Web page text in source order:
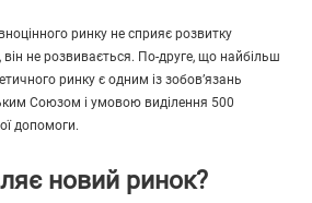
ринку не сприяє розвитку
він не розвивається. По-друге, що найбільш
ринку є одним із зобов’язань
Союзом і умовою виділення 500
допомоги.
новий ринок?